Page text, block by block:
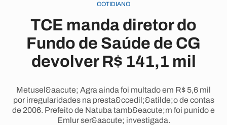
COTIDIANO
TCE manda diretor do
Fundo de Saúde de CG
devolver R$ 141,1 mil
Metusel&aacute; Agra ainda foi multado em R$ 5,6 mil
por irregularidades na presta&ccedil;&atilde;o de contas
de 2006. Prefeito de Natuba tamb&eacute;m foi punido e
Emlur ser&aacute; investigada.